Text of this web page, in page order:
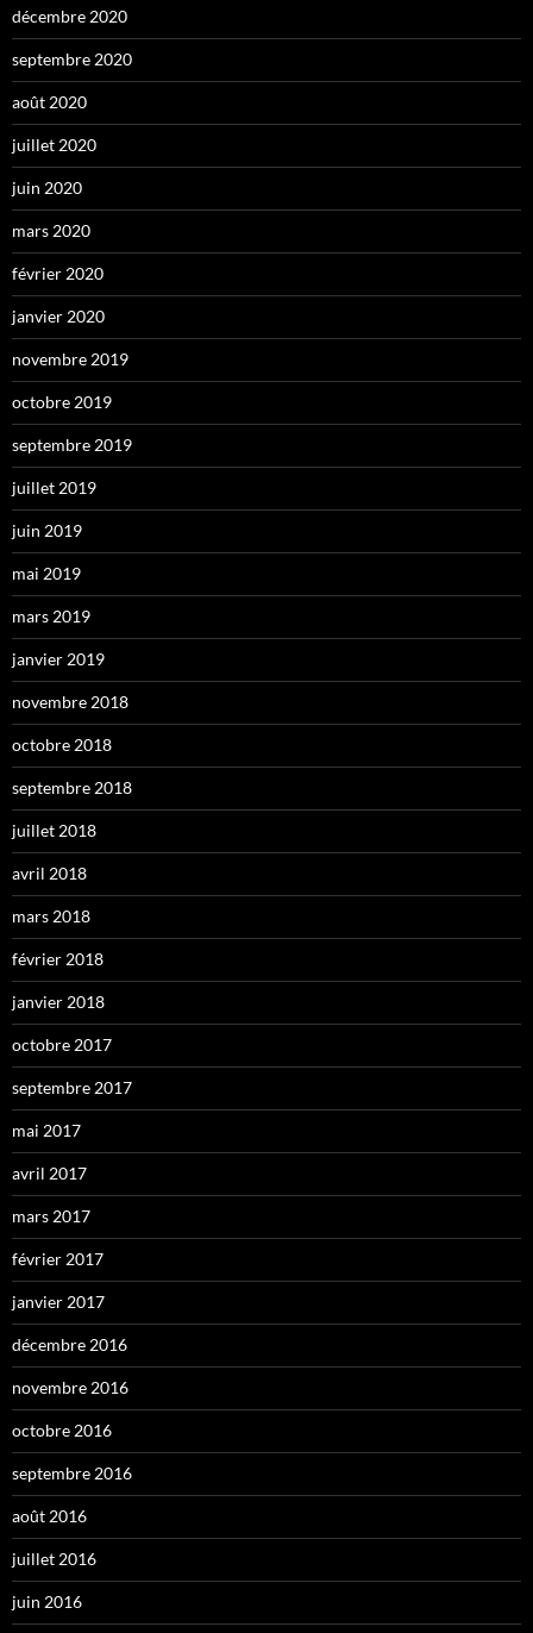
décembre 2020
septembre 2020
août 2020
juillet 2020
juin 2020
mars 2020
février 2020
janvier 2020
novembre 2019
octobre 2019
septembre 2019
juillet 2019
juin 2019
mai 2019
mars 2019
janvier 2019
novembre 2018
octobre 2018
septembre 2018
juillet 2018
avril 2018
mars 2018
février 2018
janvier 2018
octobre 2017
septembre 2017
mai 2017
avril 2017
mars 2017
février 2017
janvier 2017
décembre 2016
novembre 2016
octobre 2016
septembre 2016
août 2016
juillet 2016
juin 2016